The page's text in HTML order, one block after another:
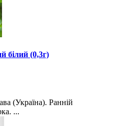
білий (0,3г)
(Україна). Ранній
...